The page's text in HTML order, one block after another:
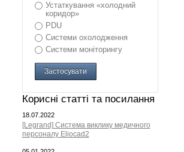
Устаткування «холодний
коридор»
PDU
Системи охолодження
Системи моніторингу
Застосувати
Корисні статті та посилання
18.07.2022
[Legrand] Система виклику медичного
персоналу Eliocad2